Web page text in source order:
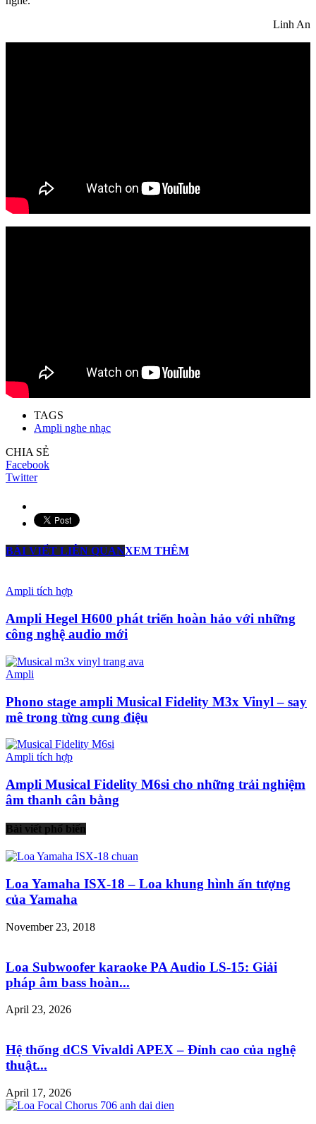
Linh An
TAGS
Ampli nghe nhạc
CHIA SẺ
Facebook
Twitter
BÀI VIẾT LIÊN QUANXEM THÊM
Ampli tích hợp
Ampli Hegel H600 phát triển hoàn hảo với những
công nghệ audio mới
Ampli
Phono stage ampli Musical Fidelity M3x Vinyl – say
mê trong từng cung điệu
Ampli tích hợp
Ampli Musical Fidelity M6si cho những trải nghiệm
âm thanh cân bằng
Bài viết phổ biến
Loa Yamaha ISX-18 – Loa khung hình ấn tượng
của Yamaha
November 23, 2018
Loa Subwoofer karaoke PA Audio LS-15: Giải
pháp âm bass hoàn...
April 23, 2026
Hệ thống dCS Vivaldi APEX – Đỉnh cao của nghệ
thuật...
April 17, 2026